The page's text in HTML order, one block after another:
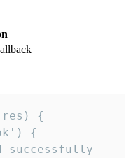
{
{
successfully